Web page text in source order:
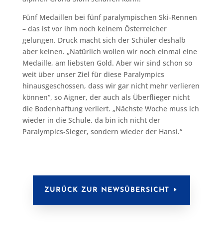
Fünf Medaillen bei fünf paralympischen Ski-Rennen
– das ist vor ihm noch keinem Österreicher
gelungen. Druck macht sich der Schüler deshalb
aber keinen. „Natürlich wollen wir noch einmal eine
Medaille, am liebsten Gold. Aber wir sind schon so
weit über unser Ziel für diese Paralympics
hinausgeschossen, dass wir gar nicht mehr verlieren
können“, so Aigner, der auch als Überflieger nicht
die Bodenhaftung verliert. „Nächste Woche muss ich
wieder in die Schule, da bin ich nicht der
Paralympics-Sieger, sondern wieder der Hansi.“
ZURÜCK ZUR NEWSÜBERSICHT